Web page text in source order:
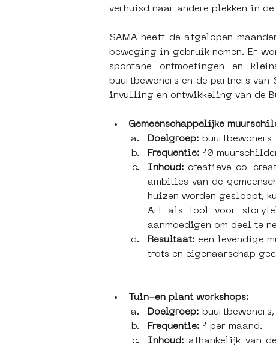
verhuisd naar andere plekken in
SAMA heeft de afgelopen
beweging in gebruik nemen. Er
spontane ontmoetingen en
buurtbewoners en de partners
invulling en ontwikkeling van de
Gemeenschappelijke
Doelgroep: buurtbewoners
Frequentie: 10
Inhoud: creatieve co-
ambities van de
huizen worden gesloopt,
Art als tool voor
aanmoedigen om deel te
Resultaat: een levendige
trots en eigenaarschap
Tuin-en plant workshops:
Doelgroep:
Frequentie: 1 per maand.
Inhoud: afhankelijk van